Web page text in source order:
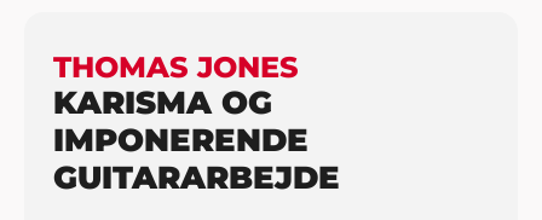
THOMAS JONES
KARISMA OG
IMPONERENDE
GUITARARBEJDE